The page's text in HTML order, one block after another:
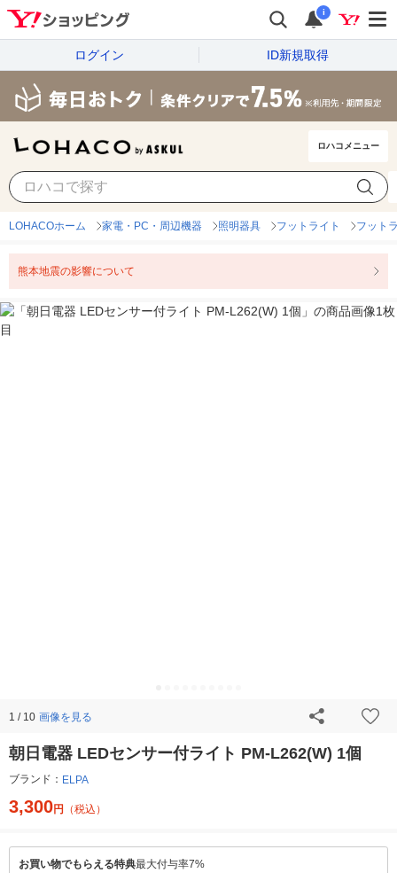
i
ログイン ID新規取得
ロハコメニュー
LOHACOホーム 家電・PC・周辺機器 照明器具 フットライト フット
熊本地震の影響について
1 / 10 画像を見る
朝日電器 LEDセンサー付ライト PM-L262(W) 1個
ブランド： ELPA
3,300円 （税込）
お買い物でもらえる特典最大付与率7%